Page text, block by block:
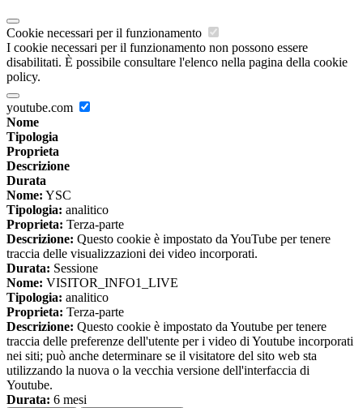
Cookie necessari per il funzionamento
I cookie necessari per il funzionamento non possono essere
disabilitati. È possibile consultare l'elenco nella pagina della cookie
policy.
youtube.com
Nome
Tipologia
Proprieta
Descrizione
Durata
Nome: YSC
Tipologia: analitico
Proprieta: Terza-parte
Descrizione: Questo cookie è impostato da YouTube per tenere
traccia delle visualizzazioni dei video incorporati.
Durata: Sessione
Nome: VISITOR_INFO1_LIVE
Tipologia: analitico
Proprieta: Terza-parte
Descrizione: Questo cookie è impostato da Youtube per tenere
traccia delle preferenze dell'utente per i video di Youtube incorporati
nei siti; può anche determinare se il visitatore del sito web sta
utilizzando la nuova o la vecchia versione dell'interfaccia di
Youtube.
Durata: 6 mesi